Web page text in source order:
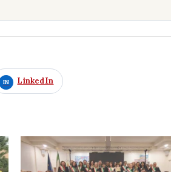
LinkedIn